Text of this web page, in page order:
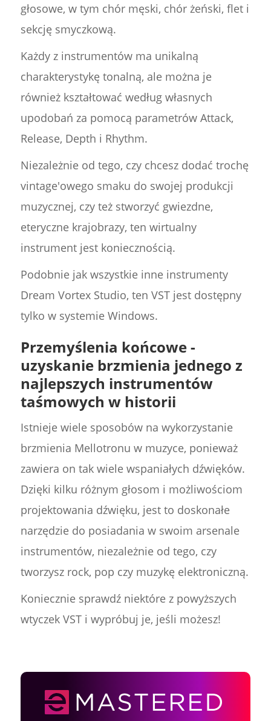
głosowe, w tym chór męski, chór żeński, flet i
sekcję smyczkową.
Każdy z instrumentów ma unikalną
charakterystykę tonalną, ale można je
również kształtować według własnych
upodobań za pomocą parametrów Attack,
Release, Depth i Rhythm.
Niezależnie od tego, czy chcesz dodać trochę
vintage'owego smaku do swojej produkcji
muzycznej, czy też stworzyć gwiezdne,
eteryczne krajobrazy, ten wirtualny
instrument jest koniecznością.
Podobnie jak wszystkie inne instrumenty
Dream Vortex Studio, ten VST jest dostępny
tylko w systemie Windows.
Przemyślenia końcowe -
uzyskanie brzmienia jednego z
najlepszych instrumentów
taśmowych w historii
Istnieje wiele sposobów na wykorzystanie
brzmienia Mellotronu w muzyce, ponieważ
zawiera on tak wiele wspaniałych dźwięków.
Dzięki kilku różnym głosom i możliwościom
projektowania dźwięku, jest to doskonałe
narzędzie do posiadania w swoim arsenale
instrumentów, niezależnie od tego, czy
tworzysz rock, pop czy muzykę elektroniczną.
Koniecznie sprawdź niektóre z powyższych
wtyczek VST i wypróbuj je, jeśli możesz!